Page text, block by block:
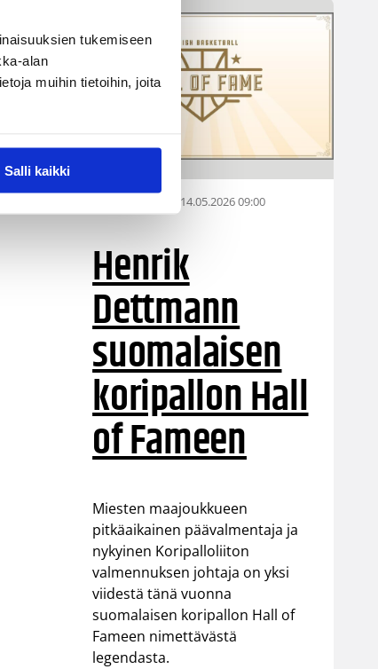
tukemiseen
alan
muihin tietoihin, joita
Salli kaikki
14.05.2026 09:00
Henrik
Dettmann
suomalaisen
koripallon Hall
of Fameen
Miesten maajoukkueen
pitkäaikainen päävalmentaja ja
nykyinen Koripalloliiton
valmennuksen johtaja on yksi
viidestä tänä vuonna
suomalaisen koripallon Hall of
Fameen nimettävästä
legendasta.